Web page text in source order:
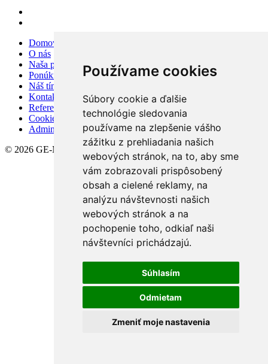
Používame cookies
Súbory cookie a ďalšie
technológie sledovania
používame na zlepšenie vášho
zážitku z prehliadania našich
webových stránok, na to, aby sme
vám zobrazovali prispôsobený
obsah a cielené reklamy, na
analýzu návštevnosti našich
webových stránok a na
pochopenie toho, odkiaľ naši
návštevníci prichádzajú.
Súhlasím
Odmietam
Zmeniť moje nastavenia
Domov
O nás
Naša ponuka
Ponúknite nám
Náš tím
Kontakt
Referencie
Cookies
Admin
© 2026 GE-MAX REALITY